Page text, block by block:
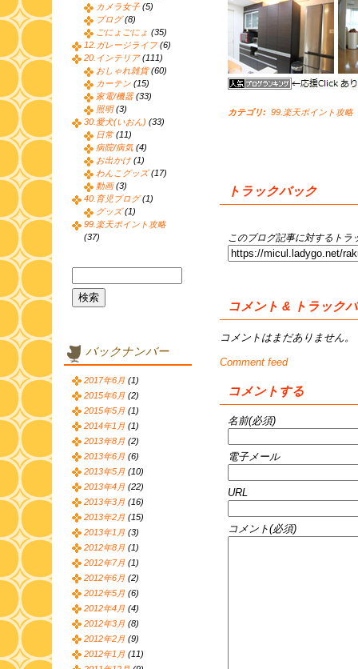
カテゴリ: 99.楽天ポイント攻略
トラックバック
このブログ記事に対するトラ
コメント & トラック
コメントはまだありません。
Comment feed
コメントする
名前(必須)
電子メール
URL
コメント(必須)
カメラ女子 (5)
ブログ(8)
ごにょごにょ (35)
12.ガレージライフ (6)
20.インテリア(111)
おしゃれ雑貨(60)
カーテン (15)
家電/機器 (33)
照明(3)
30.愛犬(いおん) (33)
日常 (11)
病院/病気 (4)
お出かけ (1)
わんこグッズ(17)
動画(3)
40.育児ブログ(1)
グッズ(1)
99.楽天ポイント攻略
(37)
バックナンバー
2017年6月 (1)
2015年6月 (2)
2015年5月 (1)
2014年1月 (1)
2013年8月 (2)
2013年6月 (6)
2013年5月 (10)
2013年4月 (22)
2013年3月 (16)
2013年2月 (15)
2013年1月 (3)
2012年8月 (1)
2012年7月 (1)
2012年6月 (2)
2012年5月 (6)
2012年4月 (4)
2012年3月 (8)
2012年2月 (9)
2012年1月 (11)